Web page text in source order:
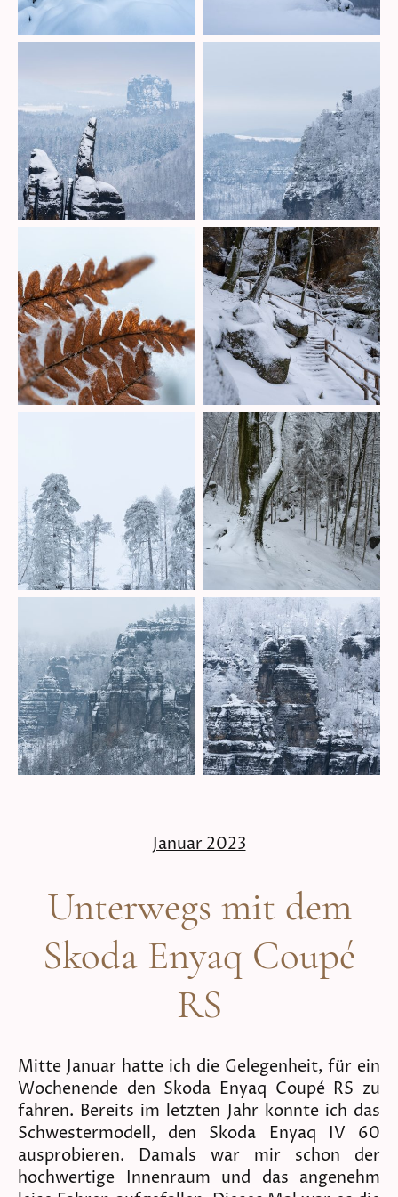
Januar 2023
Unterwegs mit dem
Skoda Enyaq Coupé
RS
Mitte Januar hatte ich die Gelegenheit, für ein
Wochenende den Skoda Enyaq Coupé RS zu
fahren. Bereits im letzten Jahr konnte ich das
Schwestermodell, den Skoda Enyaq IV 60
ausprobieren. Damals war mir schon der
hochwertige Innenraum und das angenehm